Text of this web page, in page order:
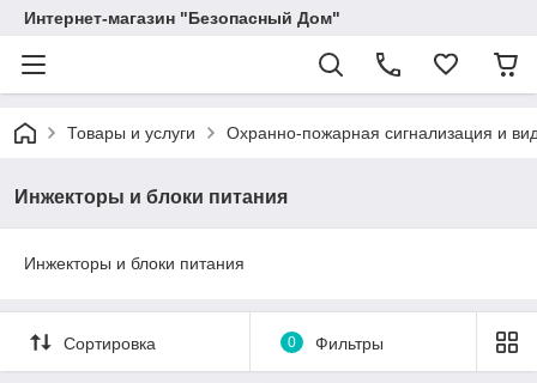
Интернет-магазин "Безопасный Дом"
Товары и услуги Охранно-пожарная сигнализация и
Инжекторы и блоки питания
Инжекторы и блоки питания
Сортировка 0 Фильтры